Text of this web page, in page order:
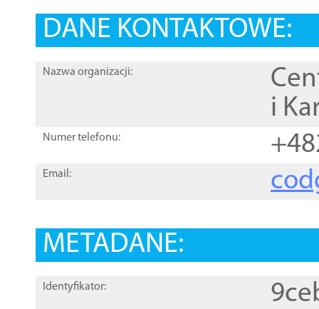
DANE KONTAKTOWE:
Nazwa organizacji:
i
Numer telefonu:
Email:
METADANE:
Identyfikator: